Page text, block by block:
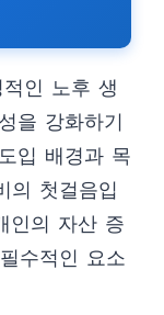
인 노후 생
을 강화하기
입 배경과 목
의 첫걸음입
인의 자산 증
수적인 요소